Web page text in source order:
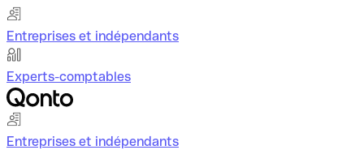
Entreprises et indépendants
Experts-comptables
Entreprises et indépendants